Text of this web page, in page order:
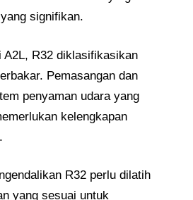
signifikan.
A2L, R32 diklasifikasikan
Pemasangan dan
penyaman udara yang
kelengkapan
R32 perlu dilatih
yang sesuai untuk